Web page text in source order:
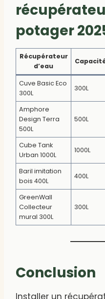
potager
Récupérateur
d’eau
Cuve Basic Eco
300L
300L
Amphore
Design Terra
500L
500L
Cube Tank
Urban 1000L
1000L
Baril imitation
bois 400L
400L
GreenWall
Collecteur
mural 300L
300L
Conclusion
Installer un